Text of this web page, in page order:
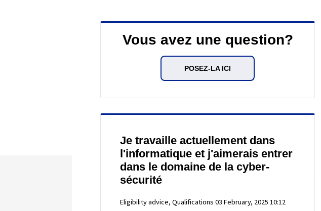
Vous avez une question?
POSEZ-LA ICI
Je travaille actuellement dans
l'informatique et j'aimerais entrer
dans le domaine de la cyber-
sécurité
Eligibility advice, Qualifications 03 February, 2025 10:12